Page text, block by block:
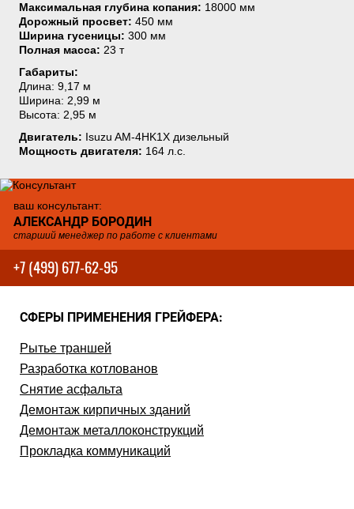
Максимальная глубина копания: 18000 мм
Дорожный просвет: 450 мм
Ширина гусеницы: 300 мм
Полная масса: 23 т
Габариты:
Длина: 9,17 м
Ширина: 2,99 м
Высота: 2,95 м
Двигатель: Isuzu AM-4HK1X дизельный
Мощность двигателя: 164 л.с.
ваш консультант:
АЛЕКСАНДР БОРОДИН
старший менеджер по работе с клиентами
+7 (499) 677-62-95
СФЕРЫ ПРИМЕНЕНИЯ ГРЕЙФЕРА:
Рытье траншей
Разработка котлованов
Снятие асфальта
Демонтаж кирпичных зданий
Демонтаж металлоконструкций
Прокладка коммуникаций